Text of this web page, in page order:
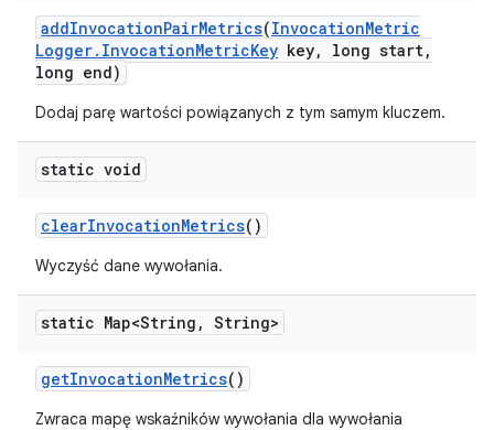
addInvocationPairMetrics(InvocationMetric
Logger. InvocationMetricKey key, long start,
long end)
Dodaj parę wartości powiązanych z tym samym kluczem.
static void
clearInvocationMetrics()
Wyczyść dane wywołania.
static Map<String , String>
getInvocationMetrics()
Zwraca mapę wskaźników wywołania dla wywołania